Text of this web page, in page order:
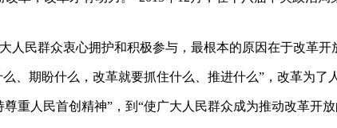
人民群众衷心拥护和积极参与，最根本的原因在于改革开
、期盼什么，改革就要抓住什么、推进什么”，改革为了
重人民首创精神”，到“使广大人民群众成为推动改革开